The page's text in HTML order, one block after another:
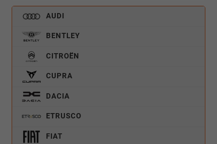
AUDI
BENTLEY
CITROËN
CUPRA
DACIA
ETRUSCO
FIAT